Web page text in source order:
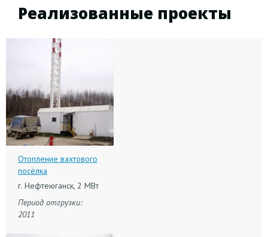
Реализованные проекты
Отопление вахтового
посёлка
г. Нефтеюганск, 2 МВт
Период отгрузки:
2011